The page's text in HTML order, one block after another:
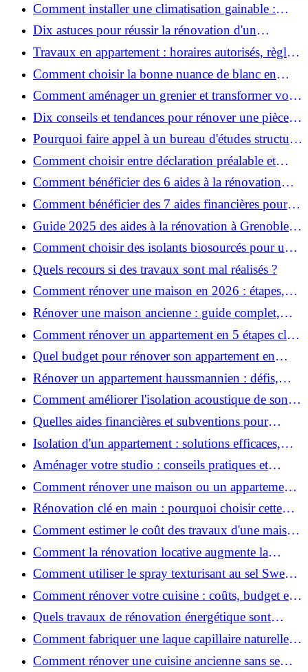
Comment installer une climatisation gainable :
coût, étapes et conseils ?
Dix astuces pour réussir la rénovation d'un
appartement
Travaux en appartement : horaires autorisés, règles
et bonnes pratiques
Comment choisir la bonne nuance de blanc en
décoration et éviter les pièges ?
Comment aménager un grenier et transformer vos
combles en espace habitable ?
Dix conseils et tendances pour rénover une pièce
de la maison
Pourquoi faire appel à un bureau d'études structure
pour garantir la sécurité de vos rénovations ?
Comment choisir entre déclaration préalable et
permis de construire pour vos travaux ?
Comment bénéficier des 6 aides à la rénovation
énergétique à Grenoble ?
Comment bénéficier des 7 aides financières pour la
rénovation énergétique à Voiron ?
Guide 2025 des aides à la rénovation à Grenoble et
Voiron : MaPrimeRénov’, CEE, aides locales
Comment choisir des isolants biosourcés pour une
rénovation écologique ?
Quels recours si des travaux sont mal réalisés ?
Comment rénover une maison en 2026 : étapes,
coûts et conseils ?
Rénover une maison ancienne : guide complet,
étapes, budget et astuces
Comment rénover un appartement en 5 étapes clés
?
Quel budget pour rénover son appartement en
2026 ?
Rénover un appartement haussmannien : défis,
conseils pratiques et estimation des prix
Comment améliorer l'isolation acoustique de son
appartement ?
Quelles aides financières et subventions pour
rénover votre appartement en 2026 ?
Isolation d'un appartement : solutions efficaces,
prix et conseils
Aménager votre studio : conseils pratiques et
erreurs à éviter
Comment rénover une maison ou un appartement
avec 50 000 € : budget, étapes et astuces ?
Rénovation clé en main : pourquoi choisir cette
solution et à quoi faire attention ?
Comment estimer le coût des travaux d'une maison
?
Comment la rénovation locative augmente la
rentabilité de votre parc immobilier ?
Comment utiliser le spray texturisant au sel Sweet
Salt pour des cheveux effet plage ?
Comment rénover votre cuisine : coûts, budget et
astuces bois ?
Quels travaux de rénovation énergétique sont
éligibles à MaPrimeRénov' ?
Comment fabriquer une laque capillaire naturelle
maison ?
Comment rénover une cuisine ancienne sans se